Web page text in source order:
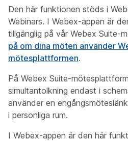
Den här funktionen stöds i
Webinars. I Webex-appen är
tillgänglig på vår Webex Suite-
på om dina möten använder
mötesplattformen.
På Webex Suite-
simultantolkning endast i
använder en
i personliga rum.
I Webex-appen är den här